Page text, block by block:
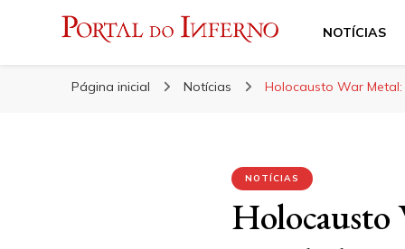
Portal do Inferno
NOTÍCIAS
Página inicial Notícias Holocausto War
NOTÍCIAS
Holocausto